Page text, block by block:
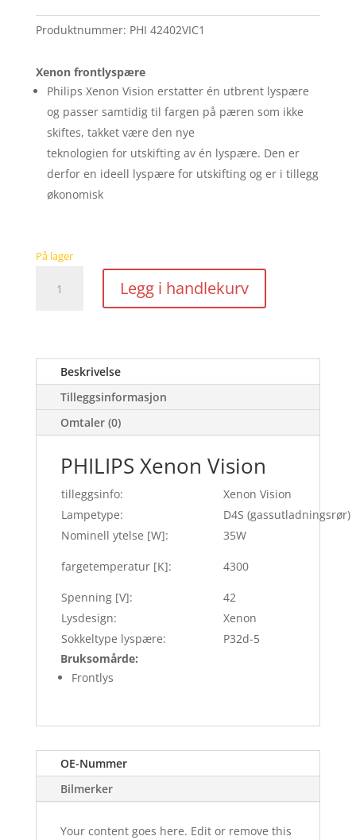
Produktnummer: PHI 42402VIC1
Xenon frontlyspære
Philips Xenon Vision erstatter én utbrent lyspære
og passer samtidig til fargen på pæren som ikke
skiftes, takket være den nye
teknologien for utskifting av én lyspære. Den er
derfor en ideell lyspære for utskifting og er i tillegg
økonomisk
På lager
Legg i handlekurv
Beskrivelse
Tilleggsinformasjon
Omtaler (0)
PHILIPS Xenon Vision
tilleggsinfo:
Xenon Vision
Lampetype:
D4S (gassutladningsrør)
Nominell ytelse [W]:
35W
fargetemperatur [K]: 4300
Spenning [V]:
42
Lysdesign:
Xenon
Sokkeltype lyspære:
P32d-5
Bruksomårde:
Frontlys
OE-Nummer
Bilmerker
Your content goes here. Edit or remove this